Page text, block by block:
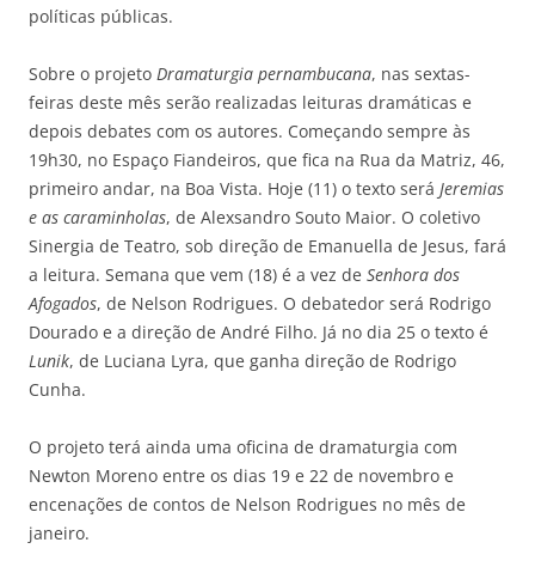
políticas públicas.
Sobre o projeto Dramaturgia pernambucana, nas sextas-
feiras deste mês serão realizadas leituras dramáticas e
depois debates com os autores. Começando sempre às
19h30, no Espaço Fiandeiros, que fica na Rua da Matriz, 46,
primeiro andar, na Boa Vista. Hoje (11) o texto será Jeremias
e as caraminholas, de Alexsandro Souto Maior. O coletivo
Sinergia de Teatro, sob direção de Emanuella de Jesus, fará
a leitura. Semana que vem (18) é a vez de Senhora dos
Afogados, de Nelson Rodrigues. O debatedor será Rodrigo
Dourado e a direção de André Filho. Já no dia 25 o texto é
Lunik, de Luciana Lyra, que ganha direção de Rodrigo
Cunha.
O projeto terá ainda uma oficina de dramaturgia com
Newton Moreno entre os dias 19 e 22 de novembro e
encenações de contos de Nelson Rodrigues no mês de
janeiro.